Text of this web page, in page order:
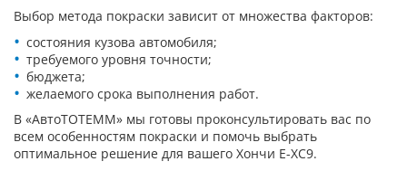
Выбор метода покраски зависит от множества факторов:
состояния кузова автомобиля;
требуемого уровня точности;
бюджета;
желаемого срока выполнения работ.
В «АвтоТОТЕММ» мы готовы проконсультировать вас по
всем особенностям покраски и помочь выбрать
оптимальное решение для вашего Хончи Е-ХС9.